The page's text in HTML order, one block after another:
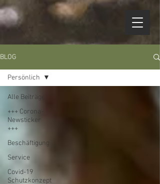
BLOG
Alle Beiträge
+++ Corona-
Newsticker
+++
Beschäftigung
Service
Covid-19
Schutzkonzept
Persönlich